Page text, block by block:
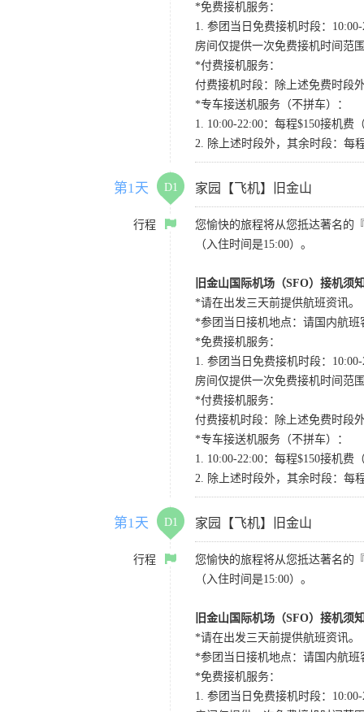
*免费接机服务：
1. 参团当日免费接机时段：
房间仅提供一次免费接机时间范
*付费接机服务：
付费接机时段：除上述免费时段
*专车接送机服务（不拼车）：
1. 10:00-22:00：每程$150接机
2. 除上述时段外，其余时段：每
第1天 D1 家园【飞机】旧金山
行程
您愉快的旅程将从您抵达著名的
（入住时间是15:00）。
旧金山国际机场（SFO）接机须
*请在出发三天前提供航班资讯。
*参团当日接机地点：请国内航班
*免费接机服务：
1. 参团当日免费接机时段：
房间仅提供一次免费接机时间范
*付费接机服务：
付费接机时段：除上述免费时段
*专车接送机服务（不拼车）：
1. 10:00-22:00：每程$150接机
2. 除上述时段外，其余时段：每
第1天 D1 家园【飞机】旧金山
行程
您愉快的旅程将从您抵达著名的
（入住时间是15:00）。
旧金山国际机场（SFO）接机须
*请在出发三天前提供航班资讯。
*参团当日接机地点：请国内航班
*免费接机服务：
1. 参团当日免费接机时段：